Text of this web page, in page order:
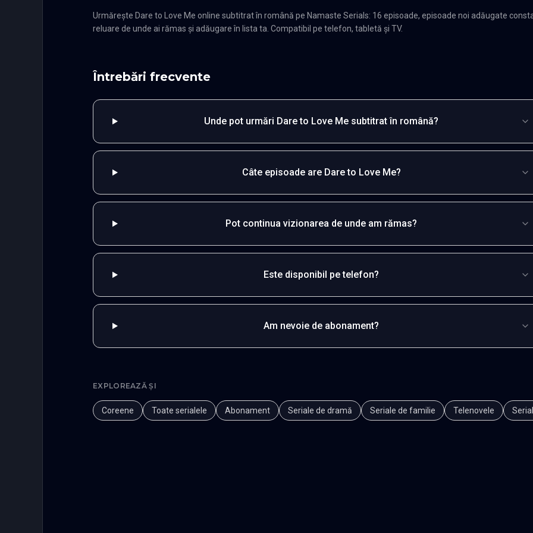
Urmărește Dare to Love Me online subtitrat în română pe Namaste Serials: 16 episoade, episoade noi adăugate
reluare de unde ai rămas și adăugare în lista ta. Compatibil pe telefon, tabletă și TV.
Întrebări frecvente
Unde pot urmări Dare to Love Me subtitrat în română?
Câte episoade are Dare to Love Me?
Pot continua vizionarea de unde am rămas?
Este disponibil pe telefon?
Am nevoie de abonament?
EXPLOREAZĂ ȘI
Coreene Toate serialele Abonament Seriale de dramă Seriale de familie Telenovele